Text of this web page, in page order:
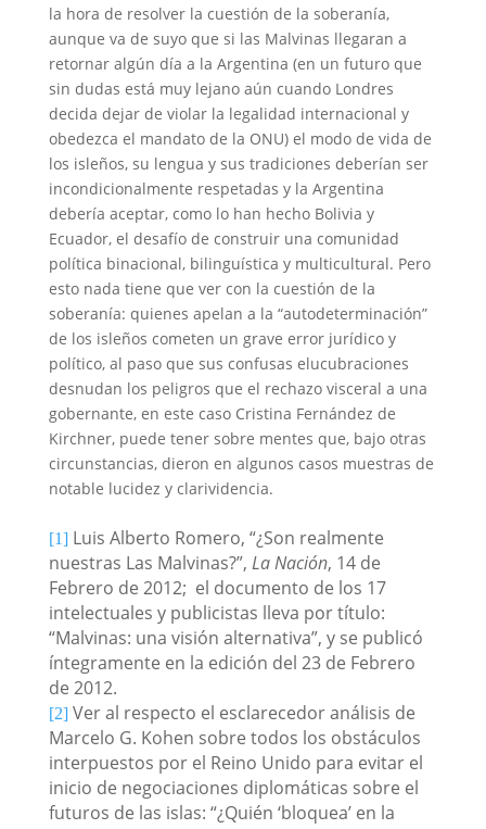
la hora de resolver la cuestión de la soberanía,
aunque va de suyo que si las Malvinas llegaran a
retornar algún día a la Argentina (en un futuro que
sin dudas está muy lejano aún cuando Londres
decida dejar de violar la legalidad internacional y
obedezca el mandato de la ONU) el modo de vida de
los isleños, su lengua y sus tradiciones deberían ser
incondicionalmente respetadas y la Argentina
debería aceptar, como lo han hecho Bolivia y
Ecuador, el desafío de construir una comunidad
política binacional, bilinguística y multicultural. Pero
esto nada tiene que ver con la cuestión de la
soberanía: quienes apelan a la “autodeterminación”
de los isleños cometen un grave error jurídico y
político, al paso que sus confusas elucubraciones
desnudan los peligros que el rechazo visceral a una
gobernante, en este caso Cristina Fernández de
Kirchner, puede tener sobre mentes que, bajo otras
circunstancias, dieron en algunos casos muestras de
notable lucidez y clarividencia.
[1] Luis Alberto Romero, “¿Son realmente
nuestras Las Malvinas?”, La Nación, 14 de
Febrero de 2012; el documento de los 17
intelectuales y publicistas lleva por título:
“Malvinas: una visión alternativa”, y se publicó
íntegramente en la edición del 23 de Febrero
de 2012.
[2] Ver al respecto el esclarecedor análisis de
Marcelo G. Kohen sobre todos los obstáculos
interpuestos por el Reino Unido para evitar el
inicio de negociaciones diplomáticas sobre el
futuros de las islas: “¿Quién ‘bloquea’ en la